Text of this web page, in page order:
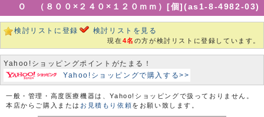
8-4982-03)
Ｏ （８００×２４０×１２０ｍｍ）[個](as1-8-4982-03)
検討リストに登録 検討リストを見る
現在4名 の方が検討リストに登録しています。
Yahoo!ショッピングポイントがたまる！
Yahoo!ショッピングで購入する>>
一般・管理・高度医療機器は、Yahoo!ショッピングで扱っておりません。
本店からご購入または お見積もり依頼をお願い致します。